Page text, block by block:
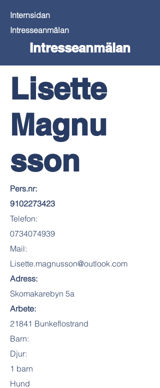
Internsidan
Intresseanmälan
Intresseanmälan
Lisette
Magnu
sson
Pers.nr:
9102273423
Telefon:
0734074939
Mail:
Lisette.magnusson@outlook.com
Adress:
Skomakarebyn 5a
Arbete:
21841 Bunkeflostrand
Barn:
Djur:
1 barn
Hund